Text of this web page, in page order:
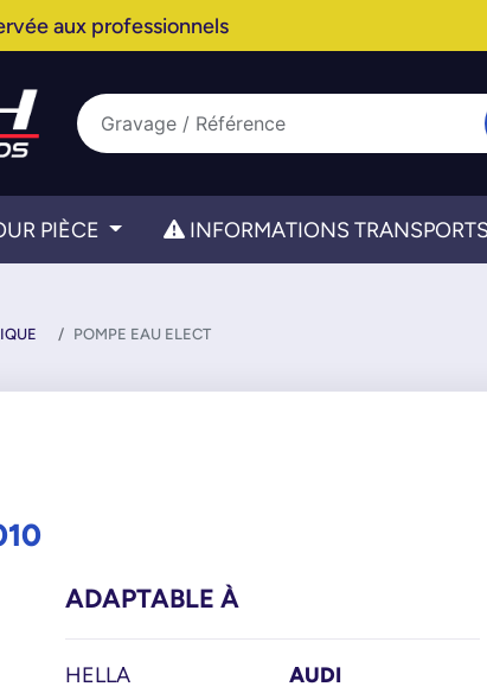
aux professionnels
PIÈCE INFORMATIONS TRANSPORTS
POMPE EAU ELECT
ADAPTABLE À
HELLA
AUDI